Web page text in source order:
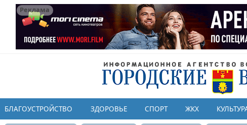
Реклама
БЛАГОУСТРОЙСТВО ЗДОРОВЬЕ СПОРТ ЖКХ